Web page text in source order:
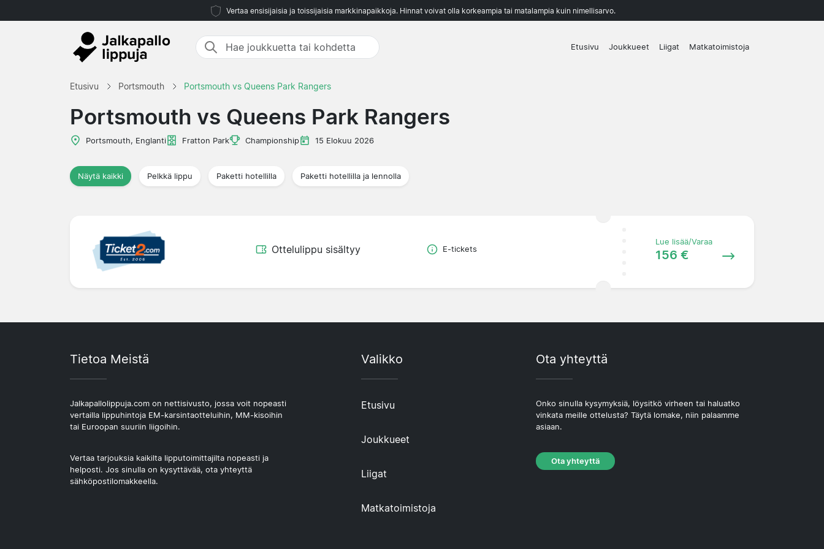
Vertaa ensisijaisia ja toissijaisia markkinapaikkoja. Hinnat voivat olla korkeampia tai matalampia kuin nimellisarvo.
Etusivu Joukkueet Liigat Matkatoimistoja
Etusivu Portsmouth Portsmouth vs Queens Park Rangers
Portsmouth vs Queens Park Rangers
Portsmouth, Englanti Fratton Park Championship 15 Elokuu 2026
Näytä kaikki Pelkkä lippu Paketti hotellilla Paketti hotellilla ja lennolla
Ottelulippu sisältyy E-tickets
Lue lisää/Varaa
156 €
Tietoa Meistä
Jalkapallolippuja.com on nettisivusto, jossa voit nopeasti
vertailla lippuhintoja EM-karsintaotteluihin, MM-kisoihin
tai Euroopan suuriin liigoihin.
Vertaa tarjouksia kaikilta lipputoimittajilta nopeasti ja
helposti. Jos sinulla on kysyttävää, ota yhteyttä
sähköpostilomakkeella.
Valikko
Etusivu
Joukkueet
Liigat
Matkatoimistoja
Ota yhteyttä
Onko sinulla kysymyksiä, löysitkö virheen tai haluatko
vinkata meille ottelusta? Täytä lomake, niin palaamme
asiaan.
Ota yhteyttä